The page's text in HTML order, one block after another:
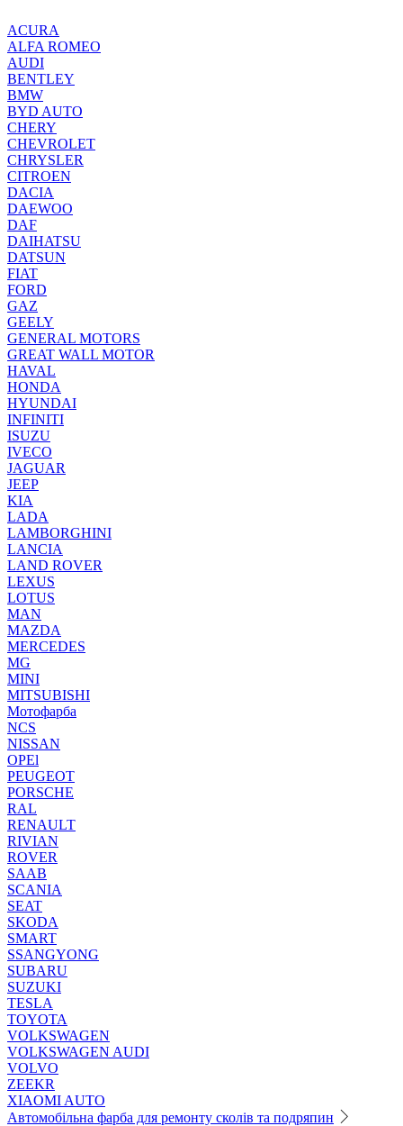
ACURA
ALFA ROMEO
AUDI
BENTLEY
BMW
BYD AUTO
CHERY
CHEVROLET
CHRYSLER
CITROEN
DACIA
DAEWOO
DAF
DAIHATSU
DATSUN
FIAT
FORD
GAZ
GEELY
GENERAL MOTORS
GREAT WALL MOTOR
HAVAL
HONDA
HYUNDAI
INFINITI
ISUZU
IVECO
JAGUAR
JEEP
KIA
LADA
LAMBORGHINI
LANCIA
LAND ROVER
LEXUS
LOTUS
MAN
MAZDA
MERCEDES
MG
MINI
MITSUBISHI
Мотофарба
NCS
NISSAN
OPEl
PEUGEOT
PORSCHE
RAL
RENAULT
RIVIAN
ROVER
SAAB
SCANIA
SEAT
SKODA
SMART
SSANGYONG
SUBARU
SUZUKI
TESLA
TOYOTA
VOLKSWAGEN
VOLKSWAGEN AUDI
VOLVO
ZEEKR
XIAOMI AUTO
Автомобільна фарба для ремонту сколів та подряпин